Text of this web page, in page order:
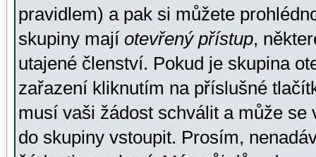
pravidlem) a pak si můžete
skupiny mají otevřený přístup,
utajené členství. Pokud je skupina
zařazení kliknutím na příslušné
musí vaši žádost schválit a může se
do skupiny vstoupit. Prosím,